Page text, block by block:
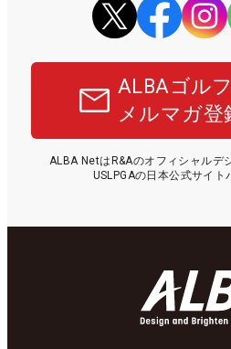
ALBAゴル
メルマガ登
ALBA NetはR&Aのオフィシャルデ
USLPGAの日本公式サイト